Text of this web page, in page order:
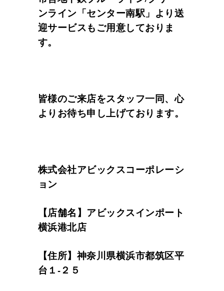
ンライン「センター南駅」より送
迎サービスもご用意しておりま
す。
皆様のご来店をスタッフ一同、心
よりお待ち申し上げております。
株式会社アビックスコーポレーシ
ョン
【店舗名】アビックスインポート
横浜港北店
【住所】神奈川県横浜市都筑区平
台１-２５